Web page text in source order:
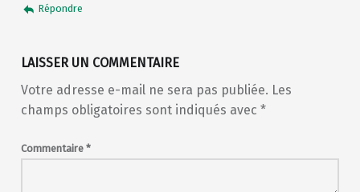
Répondre
LAISSER UN COMMENTAIRE
Votre adresse e-mail ne sera pas publiée. Les
champs obligatoires sont indiqués avec *
Commentaire *